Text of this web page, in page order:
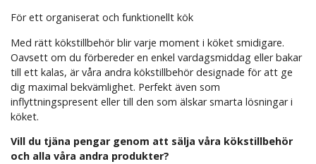
För ett organiserat och funktionellt kök
Med rätt kökstillbehör blir varje moment i köket smidigare.
Oavsett om du förbereder en enkel vardagsmiddag eller bakar
till ett kalas, är våra andra kökstillbehör designade för att ge
dig maximal bekvämlighet. Perfekt även som
inflyttningspresent eller till den som älskar smarta lösningar i
köket.
Vill du tjäna pengar genom att sälja våra kökstillbehör
och alla våra andra produkter?